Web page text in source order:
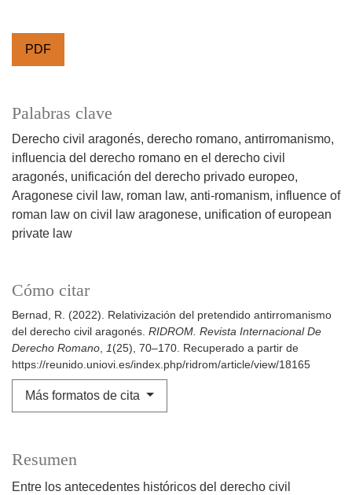
PDF
Palabras clave
Derecho civil aragonés derecho romano antirromanismo
influencia del derecho romano en el derecho civil
aragonés unificación del derecho privado europeo
Aragonese civil law roman law anti-romanism influence of
roman law on civil law aragonese unification of european
private law
Cómo citar
Bernad, R. (2022). Relativización del pretendido antirromanismo
del derecho civil aragonés. RIDROM. Revista Internacional De
Derecho Romano, 1(25), 70–170. Recuperado a partir de
https://reunido.uniovi.es/index.php/ridrom/article/view/18165
Más formatos de cita
Resumen
Entre los antecedentes históricos del derecho civil